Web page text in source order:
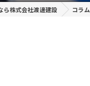
ら株式会社渡邊建設 コラム